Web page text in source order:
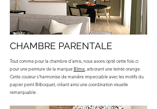
CHAMBRE PARENTALE
Tout comme pour la chambre d'amis, nous avons opté cette fois-ci
pour une peinture de la marqueBlime , arborant une teinte orange.
Cette couleur s'harmonise de manière impeccable avec les motifs du
papier peint Bilboquet, créant ainsi une coordination visuelle
remarquable.